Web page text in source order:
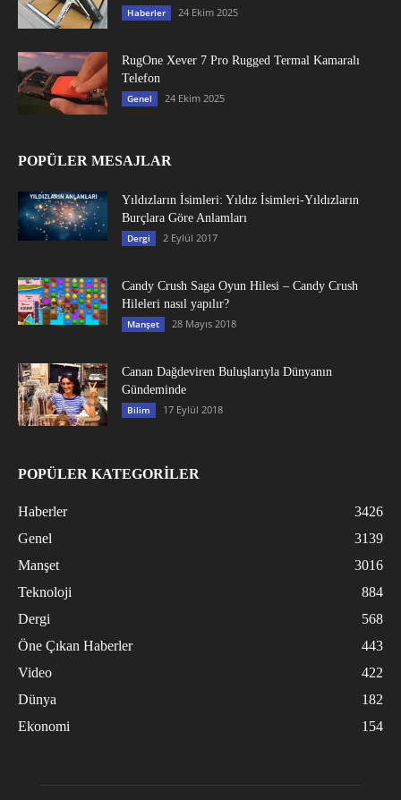
Haberler 24 Ekim 2025
RugOne Xever 7 Pro Rugged Termal Kamaralı
Telefon
Genel 24 Ekim 2025
POPÜLER MESAJLAR
Yıldızların İsimleri: Yıldız İsimleri-Yıldızların
Burçlara Göre Anlamları
Dergi 2 Eylül 2017
Candy Crush Saga Oyun Hilesi – Candy Crush
Hileleri nasıl yapılır?
Manşet 28 Mayıs 2018
Canan Dağdeviren Buluşlarıyla Dünyanın
Gündeminde
Bilim 17 Eylül 2018
POPÜLER KATEGORİLER
Haberler
3426
Genel
3139
Manşet
3016
Teknoloji
884
Dergi
568
Öne Çıkan Haberler
443
Video
422
Dünya
182
Ekonomi
154